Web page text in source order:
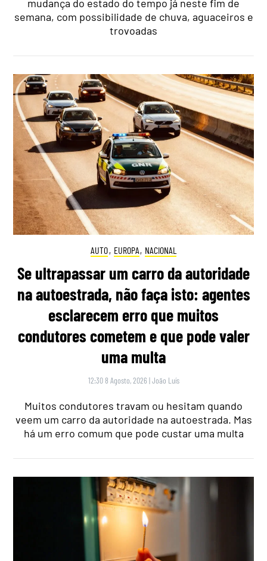
mudança do estado do tempo já neste fim de
semana, com possibilidade de chuva, aguaceiros e
trovoadas
AUTO, EUROPA, NACIONAL
Se ultrapassar um carro da autoridade
na autoestrada, não faça isto: agentes
esclarecem erro que muitos
condutores cometem e que pode valer
uma multa
12:30 8 Agosto, 2026 |João Luís
Muitos condutores travam ou hesitam quando
veem um carro da autoridade na autoestrada. Mas
há um erro comum que pode custar uma multa